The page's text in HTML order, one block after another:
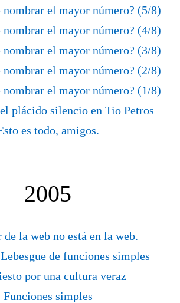
nombrar el mayor número? (5/8)
nombrar el mayor número? (4/8)
nombrar el mayor número? (3/8)
nombrar el mayor número? (2/8)
nombrar el mayor número? (1/8)
plácido silencio en Tio Petros
es todo, amigos.
2005
la web no está en la web.
de funciones simples
por una cultura veraz
Funciones simples